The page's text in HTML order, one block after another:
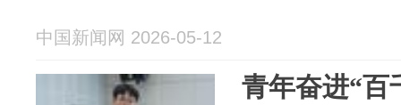
中国新闻网 2026-05-12
青年奋进“百